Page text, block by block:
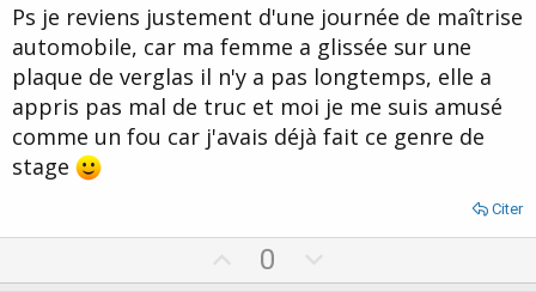
Ps je reviens justement d'une journée de maîtrise
automobile, car ma femme a glissée sur une
plaque de verglas il n'y a pas longtemps, elle a
appris pas mal de truc et moi je me suis amusé
comme un fou car j'avais déjà fait ce genre de
stage
Citer
0